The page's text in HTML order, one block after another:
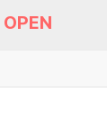
OPEN